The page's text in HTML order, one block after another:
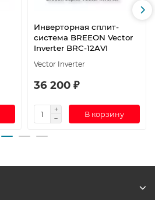
Инверторная сплит-
система BREEON Vector
Inverter BRC-12AVI
Vector Inverter
36 200 ₽
В корзину